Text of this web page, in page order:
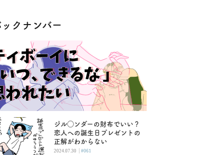
クナンバー
ジル◯ンダーの財布でいい？
恋人への誕生日プレゼントの
正解がわからない
2024.07.30 | #061